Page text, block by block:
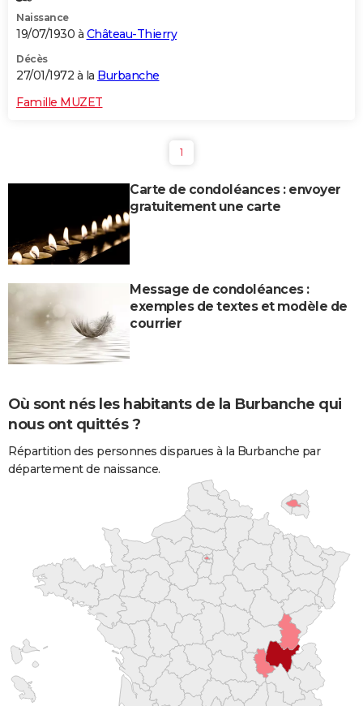
Naissance
19/07/1930 à Château-Thierry
Décès
27/01/1972 à la Burbanche
Famille MUZET
1
Carte de condoléances : envoyer
gratuitement une carte
Message de condoléances :
exemples de textes et modèle de
courrier
Où sont nés les habitants de la Burbanche qui
nous ont quittés ?
Répartition des personnes disparues à la Burbanche par
département de naissance.